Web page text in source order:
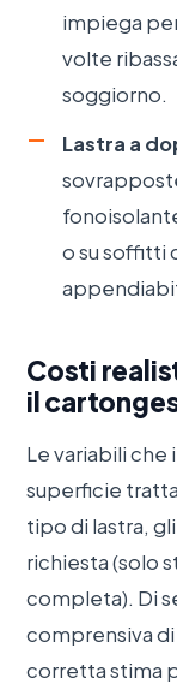
impiega
volte
soggiorno.
Lastra a
o su soffitti
Costi
il
Le variabili che
superficie
tipo di lastra,
richiesta (solo
completa). Di
comprensiva
corretta stima